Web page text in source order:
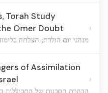
Torah Study
Omer Doubt
מנהגי יום הולדת, הצלחה
›
of Assimilation
הבהרת הסכנות של התבוללות
›